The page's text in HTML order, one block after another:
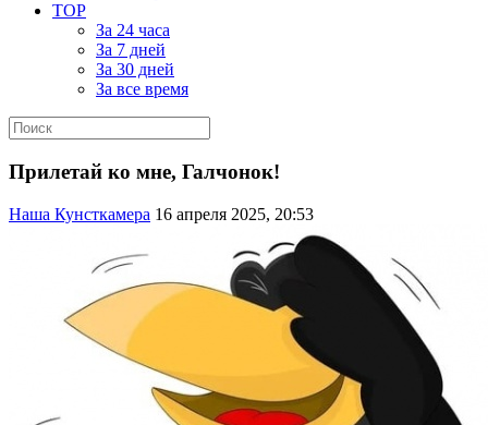
TOP
За 24 часа
За 7 дней
За 30 дней
За все время
Прилетай ко мне, Галчонок!
Наша Кунсткамера 16 апреля 2025, 20:53